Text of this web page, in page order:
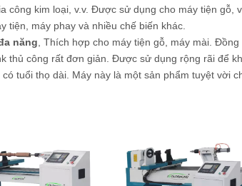
công kim loại, v.v. Được sử dụng cho máy tiện
tiện, máy phay và nhiều chế biến khác.
năng , Thích hợp cho máy tiện gỗ, máy mài.
thủ công rất đơn giản. Được sử dụng rộng rãi để
có tuổi thọ dài. Máy này là một sản phẩm tuyệt vời